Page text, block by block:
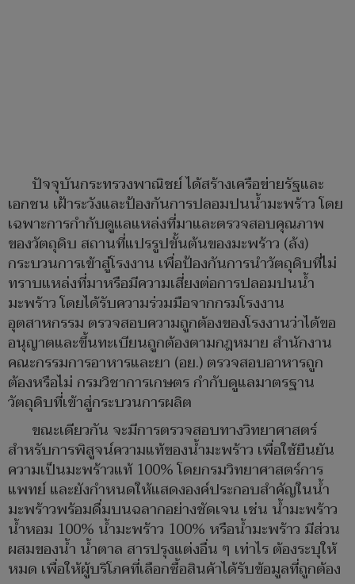
ปัจจุบันกระทรวงพาณิชย์ ได้สร้างเครือข่ายรัฐและ
เอกชน เฝ้าระวังและป้องกันการปลอมปนน้ำมะพร้าว โดย
เฉพาะการกำกับดูแลแหล่งที่มาและตรวจสอบคุณภาพ
ของวัตถุดิบ สถานที่แปรรูปขั้นต้นของมะพร้าว (ล้ง)
กระบวนการเข้าสู่โรงงาน เพื่อป้องกันการนำวัตถุดิบที่ไม่
ทราบแหล่งที่มาหรือมีความเสี่ยงต่อการปลอมปนน้ำ
มะพร้าว โดยได้รับความร่วมมือจากกรมโรงงาน
อุตสาหกรรม ตรวจสอบความถูกต้องของโรงงานว่าได้ขอ
อนุญาตและขึ้นทะเบียนถูกต้องตามกฎหมาย สำนักงาน
คณะกรรมการอาหารและยา (อย.) ตรวจสอบอาหารถูก
ต้องหรือไม่ กรมวิชาการเกษตร กำกับดูแลมาตรฐาน
วัตถุดิบที่เข้าสู่กระบวนการผลิต
ขณะเดียวกัน จะมีการตรวจสอบทางวิทยาศาสตร์
สำหรับการพิสูจน์ความแท้ของน้ำมะพร้าว เพื่อใช้ยืนยัน
ความเป็นมะพร้าวแท้ 100% โดยกรมวิทยาศาสตร์การ
แพทย์ และยังกำหนดให้แสดงองค์ประกอบสำคัญในน้ำ
มะพร้าวพร้อมดื่มบนฉลากอย่างชัดเจน เช่น น้ำมะพร้าว
น้ำหอม 100% น้ำมะพร้าว 100% หรือน้ำมะพร้าว มีส่วน
ผสมของน้ำ น้ำตาล สารปรุงแต่งอื่น ๆ เท่าไร ต้องระบุให้
หมด เพื่อให้ผู้บริโภคที่เลือกซื้อสินค้าได้รับข้อมูลที่ถูกต้อง